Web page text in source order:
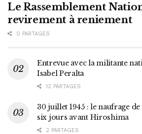
Le Rassemblement
revirement à reniement
0 PARTAGES
Entrevue avec la militante
Isabel Peralta
12 PARTAGES
30 juillet 1945 : le naufrage
six jours avant Hiroshima
2 PARTAGES